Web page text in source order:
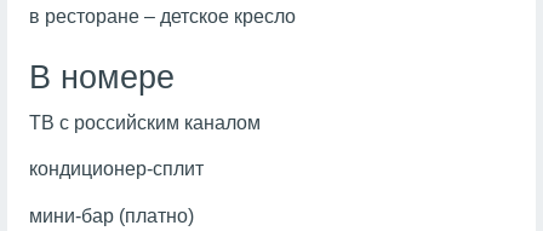
в ресторане – детское кресло
В номере
ТВ с российским каналом
кондиционер-сплит
мини-бар (платно)